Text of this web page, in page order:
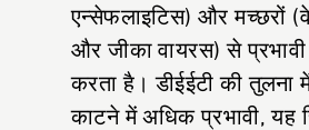
एन्सेफलाइटिस) और मच्छरों
और जीका वायरस) से प्रभावी
करता है। डीईईटी की तुलना
काटने में अधिक प्रभावी, यह